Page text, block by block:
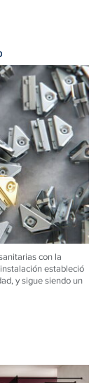
con la
estableció
y sigue siendo un